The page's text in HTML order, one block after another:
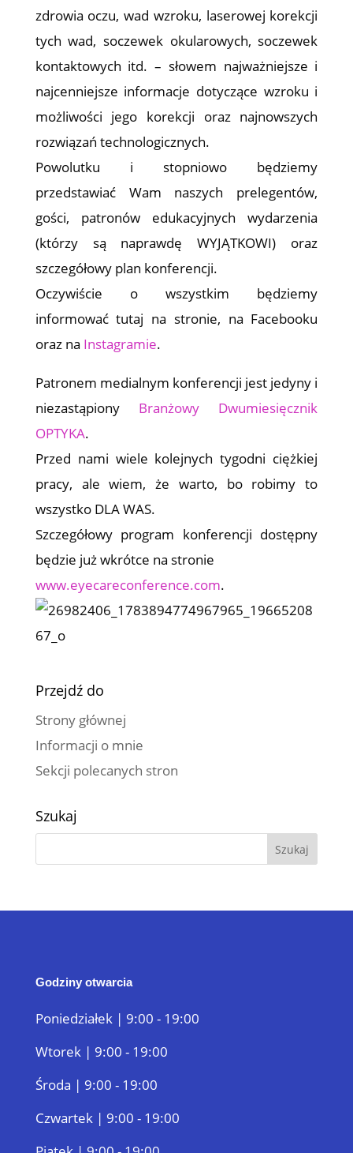
zdrowia oczu, wad wzroku, laserowej korekcji
tych wad, soczewek okularowych, soczewek
kontaktowych itd. – słowem najważniejsze i
najcenniejsze informacje dotyczące wzroku i
możliwości jego korekcji oraz najnowszych
rozwiązań technologicznych.
Powolutku i stopniowo będziemy
przedstawiać Wam naszych prelegentów,
gości, patronów edukacyjnych wydarzenia
(którzy są naprawdę WYJĄTKOWI) oraz
szczegółowy plan konferencji.
Oczywiście o wszystkim będziemy
informować tutaj na stronie, na Facebooku
oraz na Instagramie.
Patronem medialnym konferencji jest jedyny i
niezastąpiony Branżowy Dwumiesięcznik
OPTYKA.
Przed nami wiele kolejnych tygodni ciężkiej
pracy, ale wiem, że warto, bo robimy to
wszystko DLA WAS.
Szczegółowy program konferencji dostępny
będzie już wkrótce na stronie
www.eyecareconference.com.
Przejdź do
Strony głównej
Informacji o mnie
Sekcji polecanych stron
Szukaj
Godziny otwarcia
Poniedziałek | 9:00 - 19:00
Wtorek | 9:00 - 19:00
Środa | 9:00 - 19:00
Czwartek | 9:00 - 19:00